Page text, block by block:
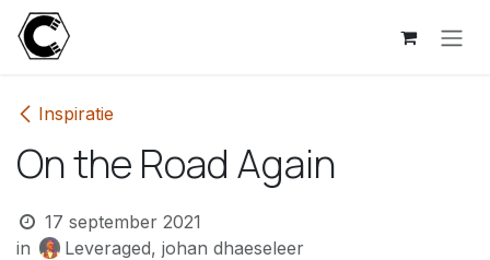
Overslaan naar inhoud
Inspiratie
On the Road Again
17 september 2021
in
Leveraged, johan dhaeseleer